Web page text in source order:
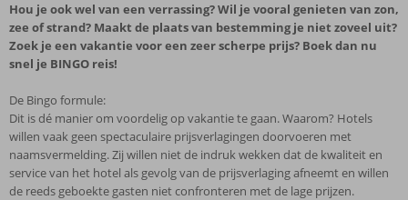
Hou je ook wel van een verrassing? Wil je vooral genieten van zon,
zee of strand? Maakt de plaats van bestemming je niet zoveel uit?
Zoek je een vakantie voor een zeer scherpe prijs? Boek dan nu
snel je BINGO reis!
De Bingo formule:
Dit is dé manier om voordelig op vakantie te gaan. Waarom? Hotels
willen vaak geen spectaculaire prijsverlagingen doorvoeren met
naamsvermelding. Zij willen niet de indruk wekken dat de kwaliteit en
service van het hotel als gevolg van de prijsverlaging afneemt en willen
de reeds geboekte gasten niet confronteren met de lage prijzen.